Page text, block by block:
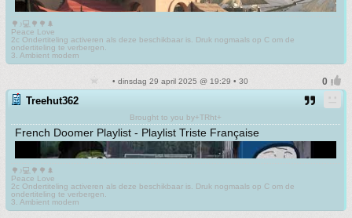
🌳♪💻🌳🌳🌲
Peace Love
2c Ondertiteling activeren als deze beschikbaar is. Druk nogmaals op C om de
ondertiteling te verbergen.
3. Ambient modern
• dinsdag 29 april 2025 @ 19:29 • 30
Treehut362
Brought to you by+TRht+
French Doomer Playlist - Playlist Triste Française
🌳♪💻🌳🌳🌲
Peace Love
2c Ondertiteling activeren als deze beschikbaar is. Druk nogmaals op C om de
ondertiteling te verbergen.
3. Ambient modern